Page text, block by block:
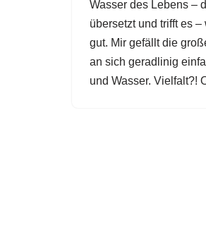
Wasser des Lebens –
übersetzt und trifft es
gut. Mir gefällt die
an sich geradlinig
und Wasser. Vielfalt?!